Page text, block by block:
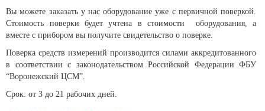
Вы можете заказать у нас оборудование уже с первичной поверкой.
Стоимость поверки будет учтена в стоимости оборудования, а
вместе с прибором вы получите свидетельство о поверке.
Поверка средств измерений производится силами аккредитованного
в соответствии с законодательством Российской Федерации ФБУ
“Воронежский ЦСМ”.
Срок: от 3 до 21 рабочих дней.